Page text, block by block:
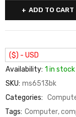
ADD TO CART
($) - USD
Availability: 1 in stock
SKU: ms6513bk
Categories:
Tags: Computer,